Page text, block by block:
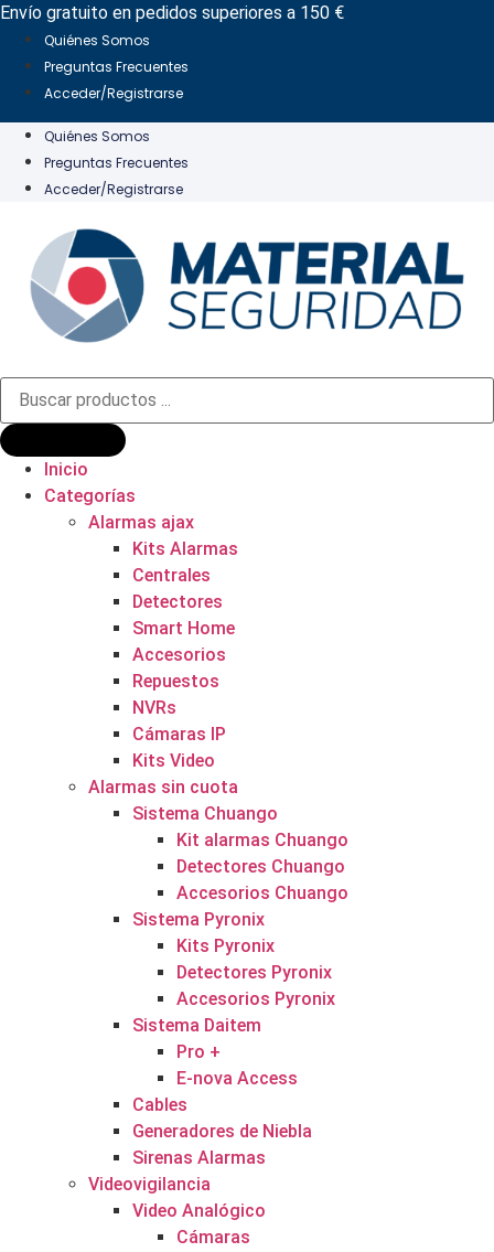
Ir
contenido
Envío gratuito en pedidos superiores a 150 €
Quiénes Somos
Preguntas Frecuentes
Acceder/Registrarse
Quiénes Somos
Preguntas Frecuentes
Acceder/Registrarse
Búsqueda
productos
Inicio
Categorías
Alarmas ajax
Kits Alarmas
Centrales
Detectores
Smart Home
Accesorios
Repuestos
NVRs
Cámaras IP
Kits Video
Alarmas sin cuota
Sistema Chuango
Kit alarmas Chuango
Detectores Chuango
Accesorios Chuango
Sistema Pyronix
Kits Pyronix
Detectores Pyronix
Accesorios Pyronix
Sistema Daitem
Pro +
E-nova Access
Cables
Generadores de Niebla
Sirenas Alarmas
Videovigilancia
Video Analógico
Cámaras